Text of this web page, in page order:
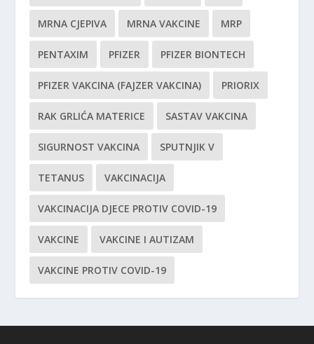
MRNA CJEPIVA MRNA VAKCINE MRP
PENTAXIM PFIZER PFIZER BIONTECH
PFIZER VAKCINA (FAJZER VAKCINA) PRIORIX
RAK GRLIĆA MATERICE SASTAV VAKCINA
SIGURNOST VAKCINA SPUTNJIK V
TETANUS VAKCINACIJA
VAKCINACIJA DJECE PROTIV COVID-19
VAKCINE VAKCINE I AUTIZAM
VAKCINE PROTIV COVID-19